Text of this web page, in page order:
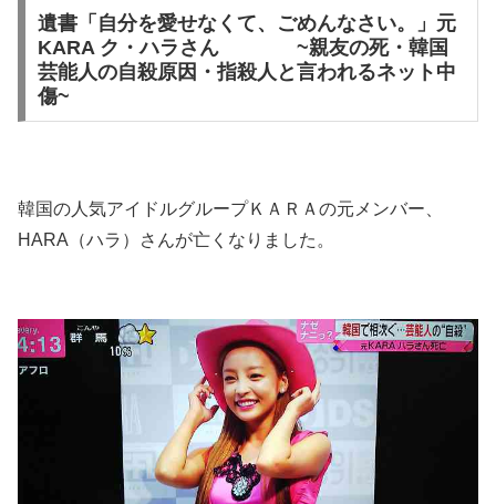
遺書「自分を愛せなくて、ごめんなさい。」元
KARA ク・ハラさん ~親友の死・韓国
芸能人の自殺原因・指殺人と言われるネット中
傷~
韓国の人気アイドルグループＫＡＲＡの元メンバー、
HARA（ハラ）さんが亡くなりました。